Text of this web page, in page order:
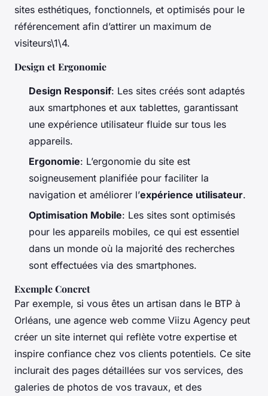
sites esthétiques, fonctionnels, et optimisés pour le
référencement afin d’attirer un maximum de
visiteurs\1\4.
Design et Ergonomie
Design Responsif: Les sites créés sont adaptés
aux smartphones et aux tablettes, garantissant
une expérience utilisateur fluide sur tous les
appareils.
Ergonomie: L’ergonomie du site est
soigneusement planifiée pour faciliter la
navigation et améliorer l’expérience utilisateur.
Optimisation Mobile: Les sites sont optimisés
pour les appareils mobiles, ce qui est essentiel
dans un monde où la majorité des recherches
sont effectuées via des smartphones.
Exemple Concret
Par exemple, si vous êtes un artisan dans le BTP à
Orléans, une agence web comme Viizu Agency peut
créer un site internet qui reflète votre expertise et
inspire confiance chez vos clients potentiels. Ce site
inclurait des pages détaillées sur vos services, des
galeries de photos de vos travaux, et des